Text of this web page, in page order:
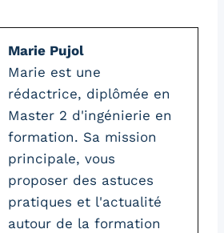
Marie Pujol
Marie est une
rédactrice, diplômée en
Master 2 d'ingénierie en
formation. Sa mission
principale, vous
proposer des astuces
pratiques et l'actualité
autour de la formation